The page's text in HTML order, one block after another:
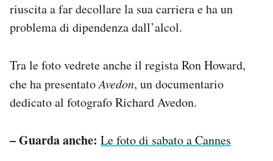
riuscita a far decollare la sua carriera e ha un
problema di dipendenza dall’alcol.
Tra le foto vedrete anche il regista Ron Howard,
che ha presentatoAvedon, un documentario
dedicato al fotografo Richard Avedon.
– Guarda anche: Le foto di sabato a Cannes